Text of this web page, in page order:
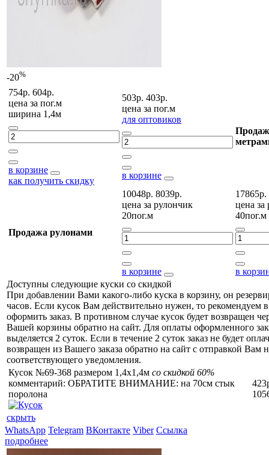
-20%
754р. 604р.
цена за пог.м
ширина 1,4м
в корзине
как получить скидку
503р. 403р.
цена за пог.м
для оптовиков
в корзине
Продажа рулонами
10048р. 8039р.
цена за рулончик
20пог.м
в корзине
17865р.
цена за
40пог.м
в
Доступны следующие куски со скидкой
При добавлении Вами какого-либо куска в корзину, он
часов. Если кусок Вам действительно нужен, то рекомендуем
оформить заказ. В противном случае кусок будет возвращен
Вашей корзины обратно на сайт. Для оплаты оформленного
выделяется 2 суток. Если в течение 2 суток заказ не будет
возвращен из Вашего заказа обратно на сайт с отправкой Вам
соответствующего уведомления.
Кусок №69-368 размером 1,4x1,4м со скидкой 60%
комментарий: ОБРАТИТЕ ВНИМАНИЕ: на 70см стык
поролона
скрыть
WhatsApp Telegram ВКонтакте Viber Ссылка
подробнее